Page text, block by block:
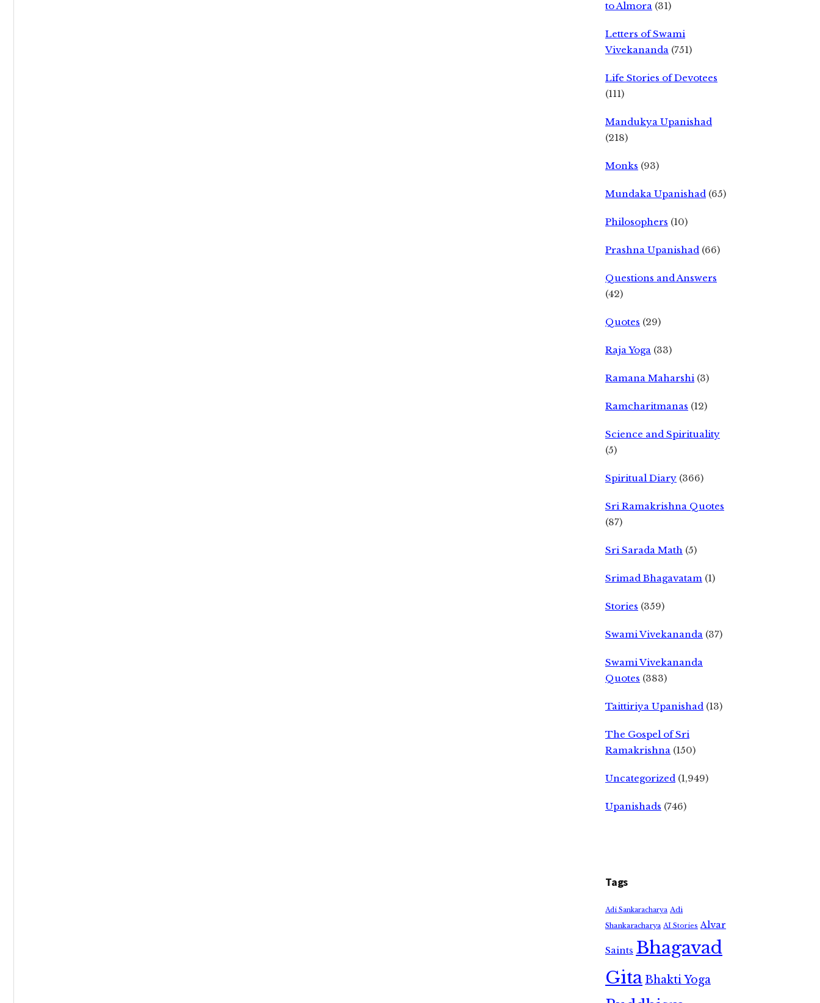
to Almora (31)
Letters of Swami
Vivekananda (751)
Life Stories of Devotees
(111)
Mandukya Upanishad
(218)
Monks (93)
Mundaka Upanishad (65)
Philosophers (10)
Prashna Upanishad (66)
Questions and Answers
(42)
Quotes (29)
Raja Yoga (33)
Ramana Maharshi (3)
Ramcharitmanas (12)
Science and Spirituality
(5)
Spiritual Diary (366)
Sri Ramakrishna Quotes
(87)
Sri Sarada Math (5)
Srimad Bhagavatam (1)
Stories (359)
Swami Vivekananda (37)
Swami Vivekananda
Quotes (383)
Taittiriya Upanishad (13)
The Gospel of Sri
Ramakrishna (150)
Uncategorized (1,949)
Upanishads (746)
Tags
Adi Sankaracharya Adi
Shankaracharya AI Stories Alvar
Saints Bhagavad
GitaBhakti Yoga